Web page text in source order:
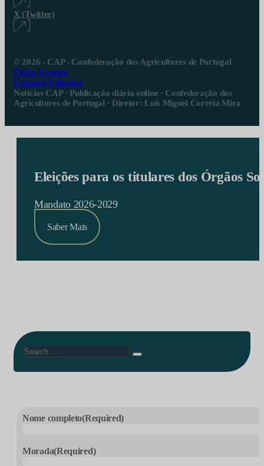
X (Twitter)
© 2026 - CAP - Confederação dos Agricultores de Portugal
Ficha Técnica
Estatuto Editorial
Notícias CAP · Publicação diária online · Confederação dos
Agricultores de Portugal · Diretor: Luís Miguel Correia Mira
Eleições para os titulares dos Órgãos
Mandato 2026-2029
Saber Mais
Search
Nome completo(Required)
Morada(Required)